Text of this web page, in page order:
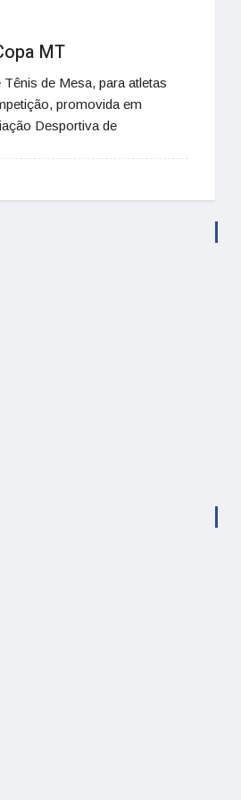
MT
de Mesa, para atletas
promovida em
Desportiva de